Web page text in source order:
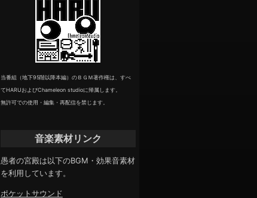
当番組（地下95階以降本編）のＢＧＭ著作権は、すべ
てHARUおよびChameleon studioに帰属します。
無許可での使用・編集・再配信を禁じます。
音楽素材リンク
愚者の宮殿は以下のBGM・効果音素材
を利用しています。
ポケットサウンド